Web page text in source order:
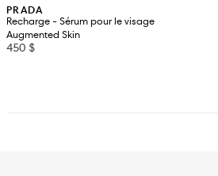
PRADA
Recharge - Sérum pour le visage
Augmented Skin
450 $